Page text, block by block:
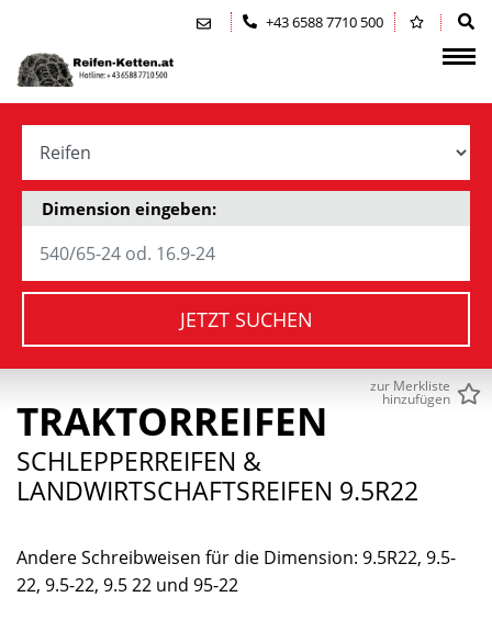
Zum Inhalt springen (Alt+0)
Zum Hauptmenü springen (Alt+1)+43 6588 7710 500
Dimension eingeben:
JETZT SUCHEN
zur Merkliste
hinzufügen
TRAKTORREIFEN
SCHLEPPERREIFEN &
LANDWIRTSCHAFTSREIFEN 9.5R22
Andere Schreibweisen für die Dimension: 9.5R22, 9.5-
22, 9.5-22, 9.5 22 und 95-22